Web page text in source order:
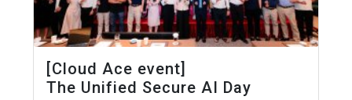
[Cloud Ace event]
The Unified Secure AI Day